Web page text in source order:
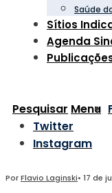
Saúde
Sítios
Agenda
Pesquisar Menu
Twitter
Instagram
PorFlavio Laginski• 17 de